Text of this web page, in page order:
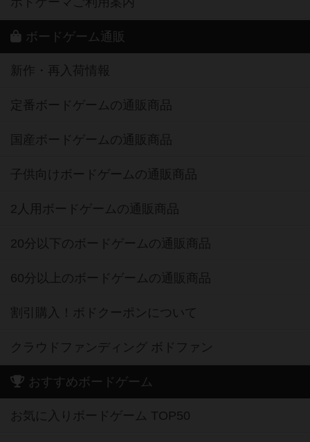
ボードゲーム通販
新作・再入荷情報
定番ボードゲームの通販商品
国産ボードゲームの通販商品
子供向けボードゲームの通販商品
2人用ボードゲームの通販商品
20分以下のボードゲームの通販商品
60分以上のボードゲームの通販商品
割引購入！ボドクーポンについて
クラウドファンディング ボドファン
おすすめボードゲーム
お気に入りボードゲーム TOP50